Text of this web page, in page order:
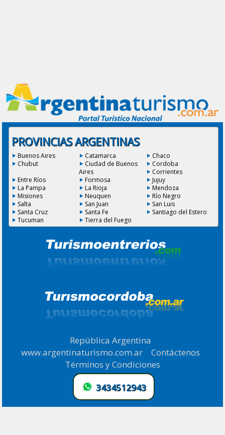
PROVINCIAS ARGENTINAS
Buenos Aires Catamarca
Chaco
Chubut
Ciudad de Buenos
Aires
Cordoba
Corrientes
Entre Ríos
Formosa
Jujuy
La Pampa
La Rioja
Mendoza
Misiones
Neuquen
Río Negro
Salta
San Juan
San Luis
Santa Cruz
Santa Fe
Santiago del Estero
Tucuman
Tierra del Fuego
República Argentina
www.argentinaturismo.com.ar| Contáctenos
Términos y Condiciones
3434512943